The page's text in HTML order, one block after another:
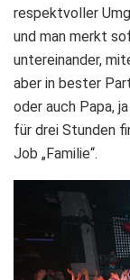
respektvoller
und man merkt
untereinander,
aber in bester
oder auch Papa,
für drei Stunden
Job „Familie“.